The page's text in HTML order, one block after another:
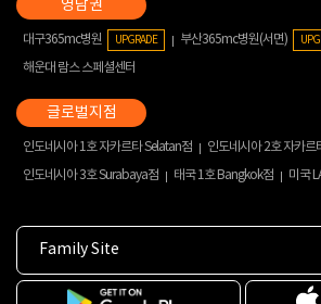
대구365mc병원 UPGRADE 부산365mc병원(서면)
해운대 람스 스페셜센터
인도네시아 1호 자카르타 Selatan점
인도네시아 2호 자카
인도네시아 3호 Surabaya점
태국 1호 Bangkok점 미국
Family Site